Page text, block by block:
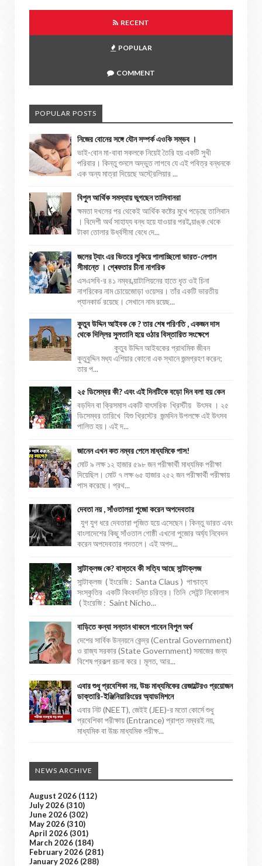
RECENT
POPULAR
COMMENT
POPULAR POSTS
নিজের বোনের সঙ্গে যৌন সম্পর্ক এওকি সম্ভব ।
ভাই-বোন মা-বাবা সকলকে নিয়েই তৈরি হয় একটি সুখী
পরিবার। কিন্তু শুনলে অদ্ভুত লাগবে যে এই পবিত্র বন্ধনকে
এক অন্য মাত্রা দিয়েছে অস্ট্রেলিয়ার ...
বিপুল আর্থিক সমস্যায় ভুগছেন তালিবানরা
ক্ষমতা দখলের পর থেকেই আর্থিক কষ্টের মুখে পড়েছে তালিবান
। বিদেশী অর্থ সাহায্য বন্ধ হয়ে যাওয়ার পরই ব্য়াঙ্ক থেকে
টাকা তোলার উর্ধ্বসীমা বেধে দে...
জলের ট্যাং এর ভিতরে লুকিয়ে পালাচ্ছিলো ভারত-নেপাল
সীমান্তে । গ্ৰেফতার চীনা নাগরিক
এসএসবি-র ৪১ নম্বর ব্য়াটালিয়নের হাতে ধৃত ওই চিনা
নাগরিকের নাম চোয়েজোড়া ওয়েসর। তাঁর একটি ভারতীয়
প্যানকার্ড রয়েছে। সেখানে নাম রয়েছ...
কুতুব উদ্দিন আইবক কে ? তার শেষ পরিণতি , একজন দাস
থেকে দিল্লির সুলতানি হয়ে ওঠার বিস্তারিত সংক্ষেপে
কুতুব উদ্দিন আইবকের প্রাথমিক জীবন
কুতুবুদ্দিন মধ্য এশিয়ার কোনো এক স্থানে জন্মগ্রহণ করেন;
তার প...
২৫ ডিসেম্বর কী? এবং এই দিনটিকে বড়ো দিন বলা হয় কেন
বড়দিন বা ক্রিসমাস একটি বাৎসরিক খ্রিস্টীয় উৎসব । ২৫
ডিসেম্বর তারিখে যিশু খ্রিস্টের জন্মদিন উপলক্ষে এই উৎসব
পালিত হয়। এই দ...
জানেন এখন কত নম্বর পেলে মাধ্যমিকে পাস!
মোট ৯ লক্ষ ১২ হাজার ৫৯৮ জন পরীক্ষার্থী মাধ্যমিক পরীক্ষা
দিয়েছিল। মোট ৭ লক্ষ ৬৫ হাজার ২৫২ জন পরীক্ষার্থী পরীক্ষায়
পাস করেছে। প্রথ...
দেবতা নয় , সাঁওতালরা পুজো করেন অপদেবতার
যুগ যুগ ধরে দেবতারা পূজিত হয়ে এসেছেন। কিন্তু ভারত এবং
বাংলাদেশের কিছু সাঁওতাল গোষ্ঠী এখনো পুজোর অর্ঘ্য নিবেদন
করেন অপদেবতার পদতলে। এই অপদ...
সান্টাক্লজ কে? বাস্তবে কী সত্যি আছে সান্টাক্লজ
সান্টাক্লজ ( ইংরেজি : Santa Claus ) পাশ্চাত্য
সংস্কৃতির একটি কিংবদন্তি চরিত্র। তিনি সেইন্ট নিকোলাস
( ইংরেজি : Saint Nicho...
বাড়িতে কন্যা সন্তান থাকলে পাবেন বিপুল অর্থ
দেশের সার্বিক উন্নয়নে কেন্দ্র (Central Government)
ও রাজ্য সরকার (State Government) সমাজের জন্য
বিশেষ প্রকল্প রচনা করে। মূলত, আর...
এবার শুধু প্রবেশিকা নয়, উচ্চ মাধ্যমিকের রেজাল্টেরও প্রয়োজন
ডাক্তারি-ইঞ্জিনিয়ারিংয়ের অ্যাডমিশনে
এবার নিট (NEET), জেইই (JEE)-র মতো কোর্সে শুধু
প্রবেশিকা পরীক্ষায় (Entrance) প্রাপ্ত নম্বরই নয়,
মাধ্যমিক বা উচ্চ মাধ্যমিক পরীক্ষ...
NEWS ARCHIVE
August 2026 (112)
July 2026 (310)
June 2026 (302)
May 2026 (310)
April 2026 (301)
March 2026 (184)
February 2026 (281)
January 2026 (288)